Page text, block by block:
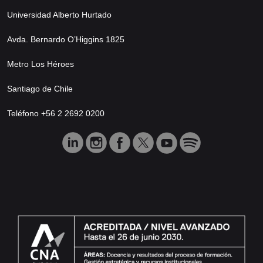
Universidad Alberto Hurtado
Avda. Bernardo O’Higgins 1825
Metro Los Héroes
Santiago de Chile
Teléfono +56 2 2692 0200